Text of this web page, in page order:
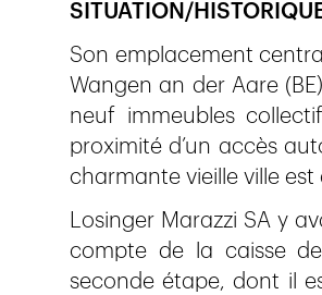
SITUATION/
Son emplacement
Wangen an der Aare
neuf immeubles
proximité d’un accès
charmante vieille ville
Losinger Marazzi SA y
compte de la caisse
seconde étape, dont il